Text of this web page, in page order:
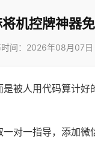
机控牌神器
时间：2026年08月07日
被人用代码算计
对一指导，添加微